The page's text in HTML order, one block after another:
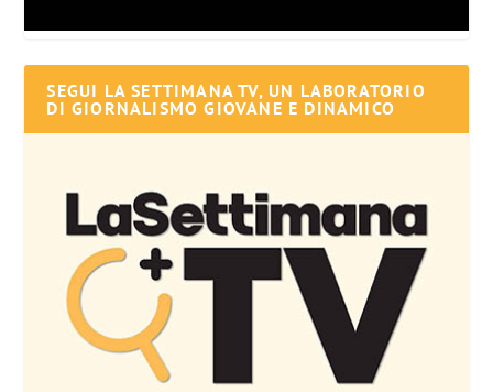
SEGUI LA SETTIMANA TV, UN LABORATORIO
DI GIORNALISMO GIOVANE E DINAMICO